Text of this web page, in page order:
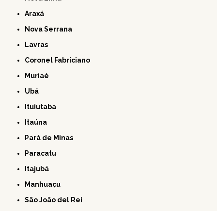
Araxá
Nova Serrana
Lavras
Coronel Fabriciano
Muriaé
Ubá
Ituiutaba
Itaúna
Pará de Minas
Paracatu
Itajubá
Manhuaçu
São João del Rei